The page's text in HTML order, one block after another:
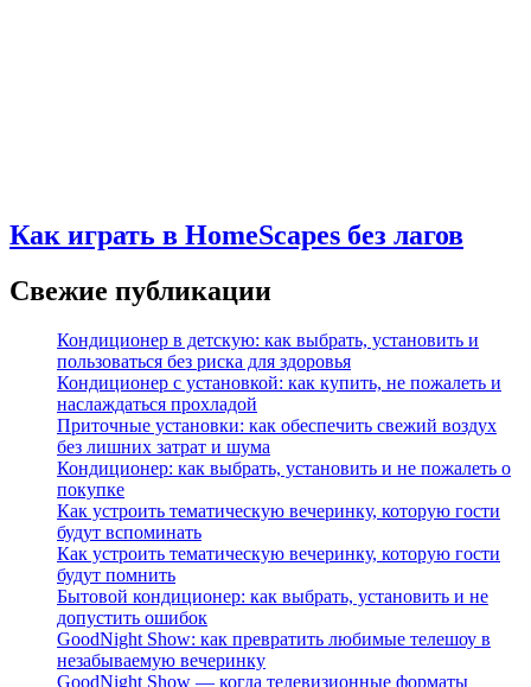
Как играть в HomeScapes без лагов
Свежие публикации
Кондиционер в детскую: как выбрать, установить и
пользоваться без риска для здоровья
Кондиционер с установкой: как купить, не пожалеть и
наслаждаться прохладой
Приточные установки: как обеспечить свежий воздух
без лишних затрат и шума
Кондиционер: как выбрать, установить и не пожалеть о
покупке
Как устроить тематическую вечеринку, которую гости
будут вспоминать
Как устроить тематическую вечеринку, которую гости
будут помнить
Бытовой кондиционер: как выбрать, установить и не
допустить ошибок
GoodNight Show: как превратить любимые телешоу в
незабываемую вечеринку
GoodNight Show — когда телевизионные форматы